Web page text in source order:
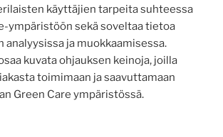
käyttäjien tarpeita suhteessa
ympäristöön sekä soveltaa tietoa
analyysissa ja muokkaamisessa.
kuvata ohjauksen keinoja, joilla
toimimaan ja saavuttamaan
Green Care ympäristössä.